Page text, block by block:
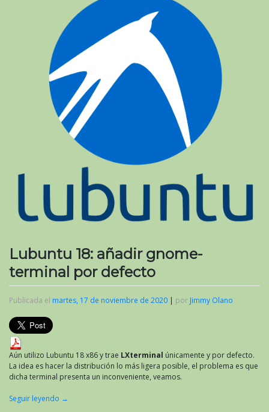
Lubuntu 18: añadir gnome-
terminal por defecto
Publicada el martes, 17 de noviembre de 2020 | por Jimmy Olano
Aún utilizo Lubuntu 18 x86 y trae LXterminal únicamente y por defecto.
La idea es hacer la distribución lo más ligera posible, el problema es que
dicha terminal presenta un inconveniente, veamos.
Seguir leyendo →